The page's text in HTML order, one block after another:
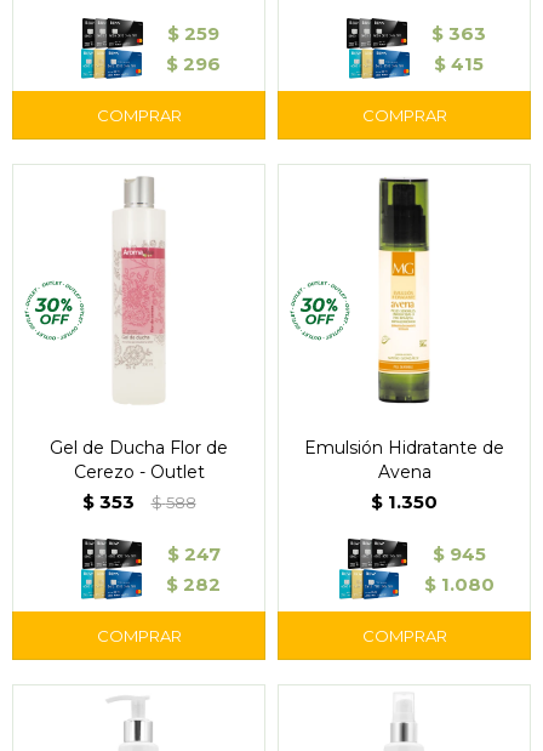
$ 259
$ 296
$ 363
$ 415
Gel de Ducha Flor de
Cerezo - Outlet
$ 353 $588
$ 247
$ 282
Emulsión Hidratante de
Avena
$ 1.350
$ 945
$ 1.080